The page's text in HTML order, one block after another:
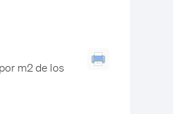
m2 de los